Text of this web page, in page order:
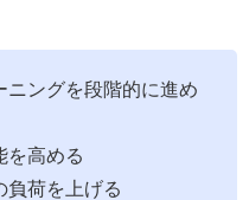
ニングを段階的に進め
を高める
負荷を上げる